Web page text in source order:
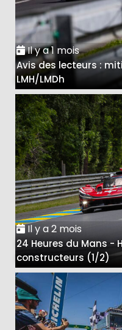
Il y a 1 mois
Avis des lecteurs :
LMH/LMDh
Il y a 2 mois
24 Heures du Mans -
constructeurs (1/2)